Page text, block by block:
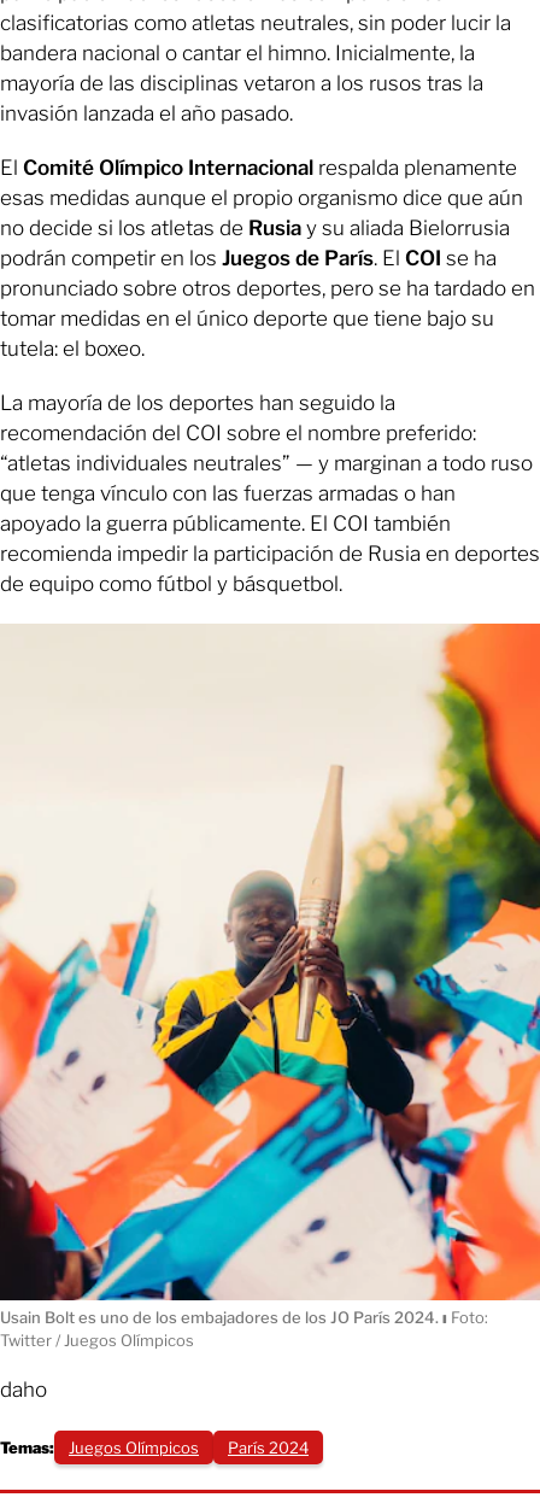
clasificatorias como atletas neutrales, sin poder lucir la
bandera nacional o cantar el himno. Inicialmente, la
mayoría de las disciplinas vetaron a los rusos tras la
invasión lanzada el año pasado.
El Comité Olímpico Internacional respalda plenamente
esas medidas aunque el propio organismo dice que aún
no decide si los atletas de Rusia y su aliada Bielorrusia
podrán competir en los Juegos de París. El COI se ha
pronunciado sobre otros deportes, pero se ha tardado en
tomar medidas en el único deporte que tiene bajo su
tutela: el boxeo.
La mayoría de los deportes han seguido la
recomendación del COI sobre el nombre preferido:
“atletas individuales neutrales” — y marginan a todo ruso
que tenga vínculo con las fuerzas armadas o han
apoyado la guerra públicamente. El COI también
recomienda impedir la participación de Rusia en deportes
de equipo como fútbol y básquetbol.
Usain Bolt es uno de los embajadores de los JO París 2024. ı Foto:
Twitter / Juegos Olímpicos
daho
Temas: Juegos Olímpicos París 2024